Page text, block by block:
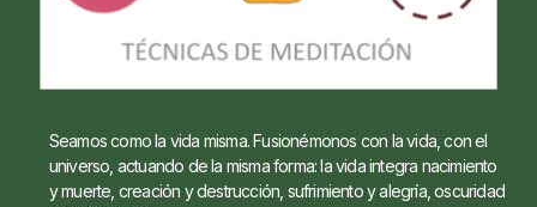
Seamos como la vida misma. Fusionémonos con la vida, con el
universo, actuando de la misma forma: la vida integra nacimiento
y muerte, creación y destrucción, sufrimiento y alegría, oscuridad